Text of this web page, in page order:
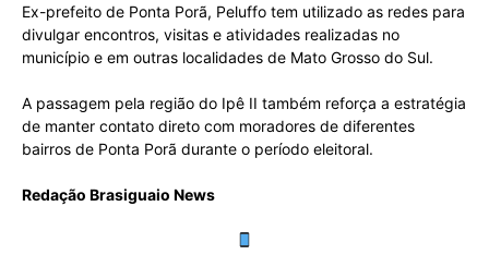
Ex-prefeito de Ponta Porã, Peluffo tem utilizado as redes para
divulgar encontros, visitas e atividades realizadas no
município e em outras localidades de Mato Grosso do Sul.
A passagem pela região do Ipê II também reforça a estratégia
de manter contato direto com moradores de diferentes
bairros de Ponta Porã durante o período eleitoral.
Redação Brasiguaio News